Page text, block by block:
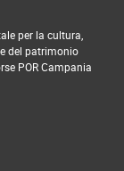
per la cultura,
del patrimonio
POR Campania